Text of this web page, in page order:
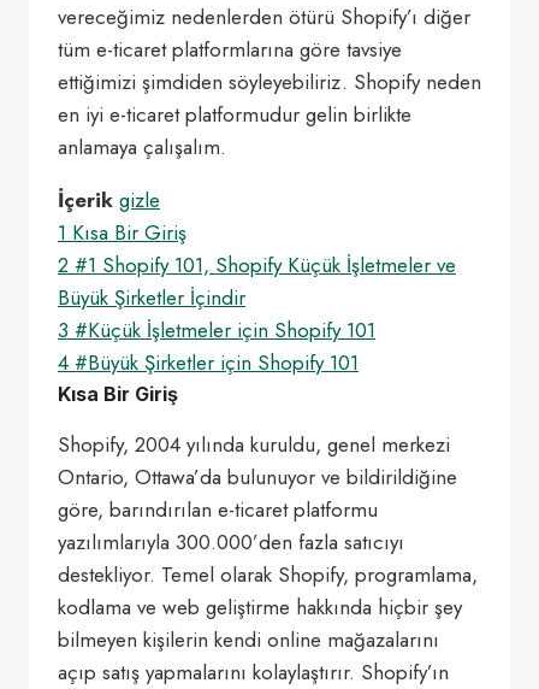
vereceğimiz nedenlerden ötürü Shopify’ı diğer
tüm e-ticaret platformlarına göre tavsiye
ettiğimizi şimdiden söyleyebiliriz. Shopify neden
en iyi e-ticaret platformudur gelin birlikte
anlamaya çalışalım.
İçerik gizle
1 Kısa Bir Giriş
2 #1 Shopify 101, Shopify Küçük İşletmeler ve
Büyük Şirketler İçindir
3 #Küçük İşletmeler için Shopify 101
4 #Büyük Şirketler için Shopify 101
Kısa Bir Giriş
Shopify, 2004 yılında kuruldu, genel merkezi
Ontario, Ottawa’da bulunuyor ve bildirildiğine
göre, barındırılan e-ticaret platformu
yazılımlarıyla 300.000’den fazla satıcıyı
destekliyor. Temel olarak Shopify, programlama,
kodlama ve web geliştirme hakkında hiçbir şey
bilmeyen kişilerin kendi online mağazalarını
açıp satış yapmalarını kolaylaştırır. Shopify’ın